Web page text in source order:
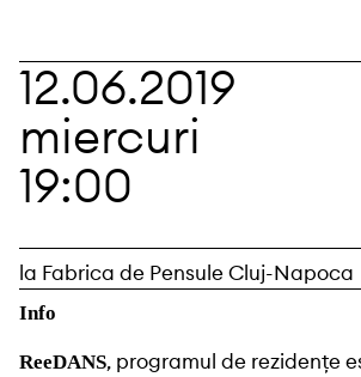
12.06.2019
miercuri
19:00
la Fabrica de Pensule Cluj-Napoca
Info
ReeDANS, programul de rezidențe